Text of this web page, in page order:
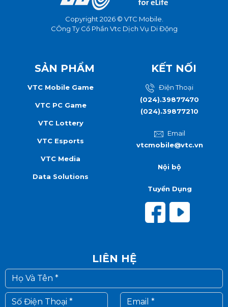
Copyright 2026 © VTC Mobile.
CÔng Ty Cổ Phần Vtc Dịch Vụ Di Động
SẢN PHẨM
VTC Mobile Game
VTC PC Game
VTC Lottery
VTC Esports
VTC Media
Data Solutions
KẾT NỐI
Điện Thoại
(024).39877470
(024).39877210
Email
vtcmobile@vtc.vn
Nội bộ
Tuyển Dụng
LIÊN HỆ